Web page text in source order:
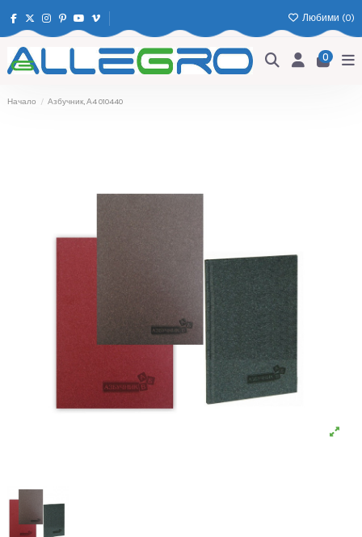
Любими (0)
0
Начало Азбучник, А4 010440